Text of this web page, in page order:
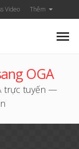
Video Thêm
OGA
trực tuyến —